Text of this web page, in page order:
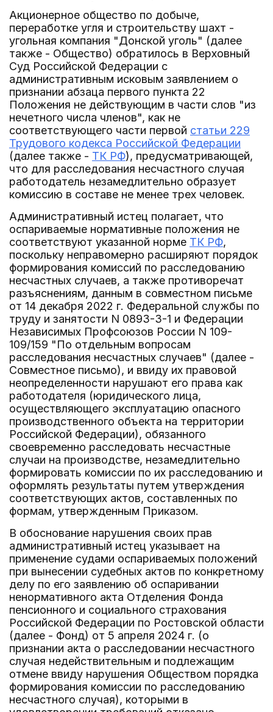
Акционерное общество по добыче,
переработке угля и строительству шахт -
угольная компания "Донской уголь" (далее
также - Общество) обратилось в Верховный
Суд Российской Федерации с
административным исковым заявлением о
признании абзаца первого пункта 22
Положения не действующим в части слов "из
нечетного числа членов", как не
соответствующего части первой статьи 229
Трудового кодекса Российской Федерации
(далее также - ТК РФ), предусматривающей,
что для расследования несчастного случая
работодатель незамедлительно образует
комиссию в составе не менее трех человек.
Административный истец полагает, что
оспариваемые нормативные положения не
соответствуют указанной норме ТК РФ,
поскольку неправомерно расширяют порядок
формирования комиссий по расследованию
несчастных случаев, а также противоречат
разъяснениям, данным в совместном письме
от 14 декабря 2022 г. Федеральной службы по
труду и занятости N 0893-3-1 и Федерации
Независимых Профсоюзов России N 109-
109/159 "По отдельным вопросам
расследования несчастных случаев" (далее -
Совместное письмо), и ввиду их правовой
неопределенности нарушают его права как
работодателя (юридического лица,
осуществляющего эксплуатацию опасного
производственного объекта на территории
Российской Федерации), обязанного
своевременно расследовать несчастные
случаи на производстве, незамедлительно
формировать комиссии по их расследованию и
оформлять результаты путем утверждения
соответствующих актов, составленных по
формам, утвержденным Приказом.
В обоснование нарушения своих прав
административный истец указывает на
применение судами оспариваемых положений
при вынесении судебных актов по конкретному
делу по его заявлению об оспаривании
ненормативного акта Отделения Фонда
пенсионного и социального страхования
Российской Федерации по Ростовской области
(далее - Фонд) от 5 апреля 2024 г. (о
признании акта о расследовании несчастного
случая недействительным и подлежащим
отмене ввиду нарушения Обществом порядка
формирования комиссии по расследованию
несчастного случая), которыми в